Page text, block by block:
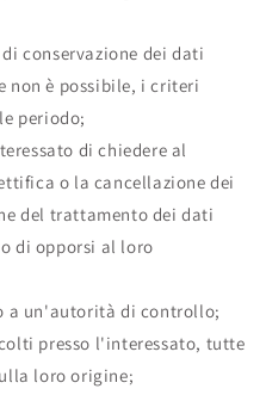
conservazione dei dati
non è possibile, i criteri
periodo;
di chiedere al
o la cancellazione dei
del trattamento dei dati
di opporsi al loro
a un'autorità di controllo;
presso l'interessato, tutte
loro origine;